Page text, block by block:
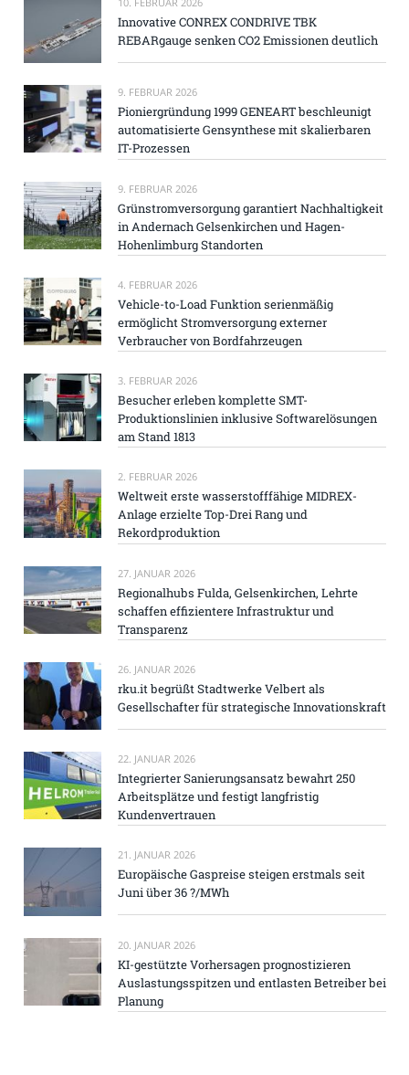
Innovative CONREX CONDRIVE TBK
REBARgauge senken CO2 Emissionen deutlich
9. FEBRUAR 2026
Pioniergründung 1999 GENEART beschleunigt
automatisierte Gensynthese mit skalierbaren
IT-Prozessen
9. FEBRUAR 2026
Grünstromversorgung garantiert Nachhaltigkeit
in Andernach Gelsenkirchen und Hagen-
Hohenlimburg Standorten
4. FEBRUAR 2026
Vehicle-to-Load Funktion serienmäßig
ermöglicht Stromversorgung externer
Verbraucher von Bordfahrzeugen
3. FEBRUAR 2026
Besucher erleben komplette SMT-
Produktionslinien inklusive Softwarelösungen
am Stand 1813
2. FEBRUAR 2026
Weltweit erste wasserstofffähige MIDREX-
Anlage erzielte Top-Drei Rang und
Rekordproduktion
27. JANUAR 2026
Regionalhubs Fulda, Gelsenkirchen, Lehrte
schaffen effizientere Infrastruktur und
Transparenz
26. JANUAR 2026
rku.it begrüßt Stadtwerke Velbert als
Gesellschafter für strategische Innovationskraft
22. JANUAR 2026
Integrierter Sanierungsansatz bewahrt 250
Arbeitsplätze und festigt langfristig
Kundenvertrauen
21. JANUAR 2026
Europäische Gaspreise steigen erstmals seit
Juni über 36 ?/MWh
20. JANUAR 2026
KI-gestützte Vorhersagen prognostizieren
Auslastungsspitzen und entlasten Betreiber bei
Planung